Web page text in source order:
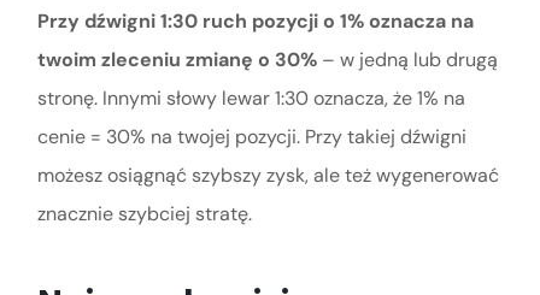
Przy dźwigni 1:30 ruch pozycji o 1% oznacza na
twoim zleceniu zmianę o 30%– w jedną lub drugą
stronę. Innymi słowy lewar 1:30 oznacza, że 1% na
cenie = 30% na twojej pozycji. Przy takiej dźwigni
możesz osiągnąć szybszy zysk, ale też wygenerować
znacznie szybciej stratę.